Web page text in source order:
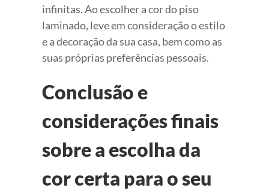
infinitas. Ao escolher a cor do piso
laminado, leve em consideração o estilo
e a decoração da sua casa, bem como as
suas próprias preferências pessoais.
Conclusão e
considerações finais
sobre a escolha da
cor certa para o seu